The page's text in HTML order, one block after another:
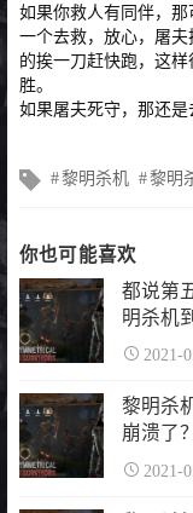
如果你救人有同伴，
一个去救，放心，屠
的挨一刀赶快跑，这
胜。
如果屠夫死守，那还是
文
签
黎明杀机 黎明
你也可能喜欢
都说第
明杀机
2021-
黎明杀
崩溃了？
2021-